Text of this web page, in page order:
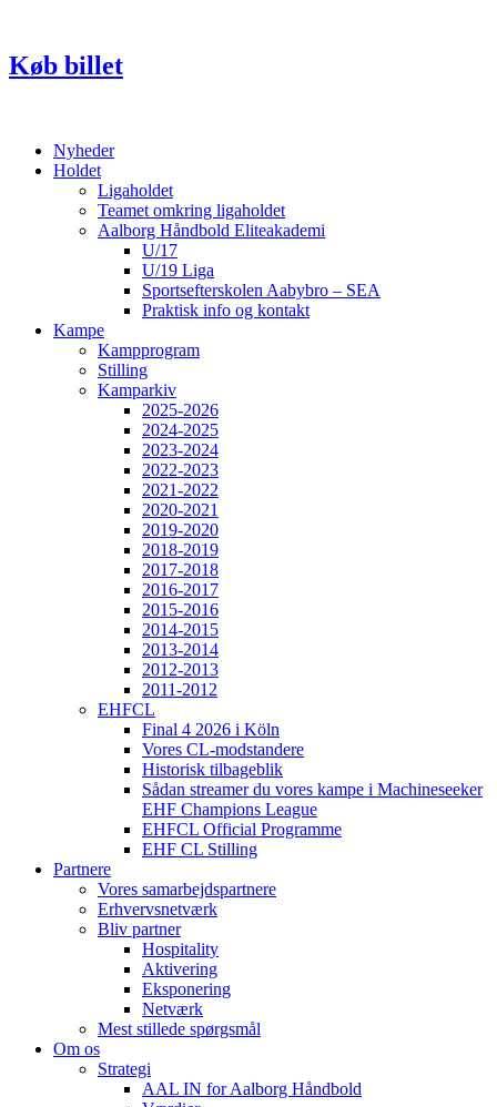
indhold
Køb billet
Nyheder
Holdet
Ligaholdet
Teamet omkring ligaholdet
Aalborg Håndbold Eliteakademi
U/17
U/19 Liga
Sportsefterskolen Aabybro – SEA
Praktisk info og kontakt
Kampe
Kampprogram
Stilling
Kamparkiv
2025-2026
2024-2025
2023-2024
2022-2023
2021-2022
2020-2021
2019-2020
2018-2019
2017-2018
2016-2017
2015-2016
2014-2015
2013-2014
2012-2013
2011-2012
EHFCL
Final 4 2026 i Köln
Vores CL-modstandere
Historisk tilbageblik
Sådan streamer du vores kampe i Machineseeker
EHF Champions League
EHFCL Official Programme
EHF CL Stilling
Partnere
Vores samarbejdspartnere
Erhvervsnetværk
Bliv partner
Hospitality
Aktivering
Eksponering
Netværk
Mest stillede spørgsmål
Om os
Strategi
AAL IN for Aalborg Håndbold